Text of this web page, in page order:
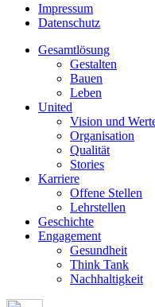
Impressum
Datenschutz
Gesamtlösung
Gestalten
Bauen
Leben
United
Vision und
Organisation
Qualität
Stories
Karriere
Offene Stellen
Lehrstellen
Geschichte
Engagement
Gesundheit
Think Tank
Nachhaltigkeit